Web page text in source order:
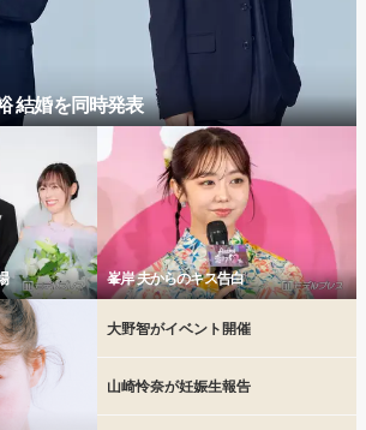
結婚を同時発表
峯岸 夫からのキス告白
大野智がイベント開催
山崎怜奈が妊娠生報告